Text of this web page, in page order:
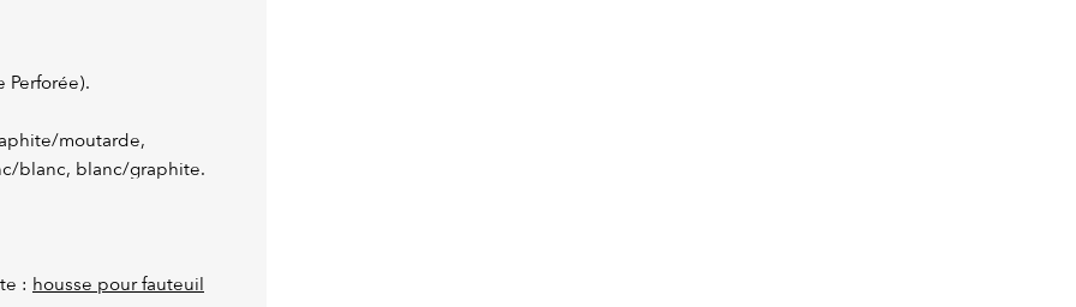
Perforée).
moutarde,
blanc, blanc/graphite.
: housse pour fauteuil